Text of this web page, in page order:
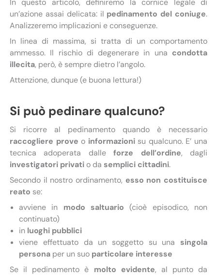
In questo articolo, definiremo la cornice legale di
un’azione assai delicata: il pedinamento del coniuge.
Analizzeremo implicazioni e conseguenze.
In linea di massima, si tratta di un comportamento
ammesso. Il rischio di degenerare in una condotta
illecita, però, è sempre dietro l’angolo.
Attenzione, dunque (e buona lettura!)
Si può pedinare qualcuno?
Si ricorre al pedinamento quando è necessario
raccogliere prove o informazionisu qualcuno. E’ una
tecnica adoperata dalleforze dell’ordine, dagli
investigatori privati o da semplici cittadini.
Secondo il nostro ordinamento, esso non costituisce
reato se:
avviene in modo saltuario (cioè episodico, non
continuato)
in luoghi pubblici
viene effettuato da un soggetto su una singola
persona per un suo particolare interesse
Se il pedinamento è molto evidente, al punto da